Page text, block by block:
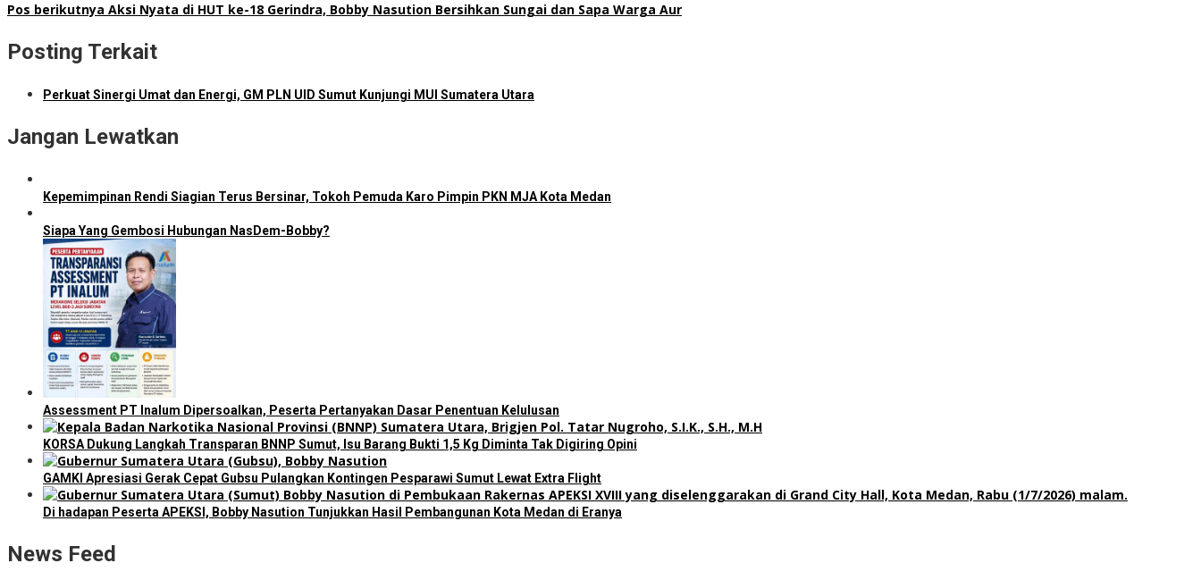
Pos berikutnya Aksi Nyata di HUT ke-18 Gerindra, Bobby Nasution Bersihkan Sungai dan Sapa Warga Aur
Posting Terkait
Perkuat Sinergi Umat dan Energi, GM PLN UID Sumut Kunjungi MUI Sumatera Utara
Jangan Lewatkan
Kepemimpinan Rendi Siagian Terus Bersinar, Tokoh Pemuda Karo Pimpin PKN MJA Kota Medan
Siapa Yang Gembosi Hubungan NasDem-Bobby?
Assessment PT Inalum Dipersoalkan, Peserta Pertanyakan Dasar Penentuan Kelulusan
KORSA Dukung Langkah Transparan BNNP Sumut, Isu Barang Bukti 1,5 Kg Diminta Tak Digiring Opini
GAMKI Apresiasi Gerak Cepat Gubsu Pulangkan Kontingen Pesparawi Sumut Lewat Extra Flight
Di hadapan Peserta APEKSI, Bobby Nasution Tunjukkan Hasil Pembangunan Kota Medan di Eranya
News Feed